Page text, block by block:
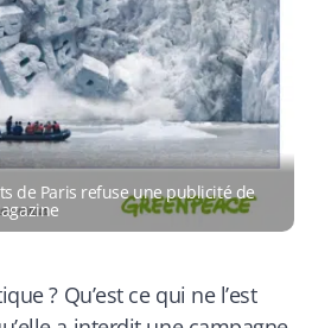
de Paris refuse une publicité de
? Qu’est ce qui ne l’est